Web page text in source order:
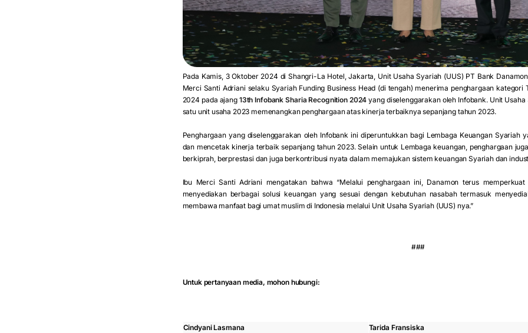
Pada Kamis, 3 Oktober 2024 di Shangri-La Hotel, Jakarta, Unit Usaha Syariah (UUS) PT Bank
Merci Santi Adriani selaku Syariah Funding Business Head (di tengah) menerima penghargaan kategori
2024 pada ajang 13th Infobank Sharia Recognition 2024 yang diselenggarakan oleh Infobank. Unit
satu unit usaha 2023 memenangkan penghargaan atas kinerja terbaiknya sepanjang tahun 2023.
Penghargaan yang diselenggarakan oleh Infobank ini diperuntukkan bagi Lembaga Keuangan Syariah
dan mencetak kinerja terbaik sepanjang tahun 2023. Selain untuk Lembaga keuangan, penghargaan
berkiprah, berprestasi dan juga berkontribusi nyata dalam memajukan sistem keuangan Syariah dan
Ibu Merci Santi Adriani mengatakan bahwa “Melalui penghargaan ini, Danamon terus
menyediakan berbagai solusi keuangan yang sesuai dengan kebutuhan nasabah termasuk
membawa manfaat bagi umat muslim di Indonesia melalui Unit Usaha Syariah (UUS) nya.”
###
Untuk pertanyaan media, mohon hubungi:
Cindyani Lasmana
Tarida Fransiska